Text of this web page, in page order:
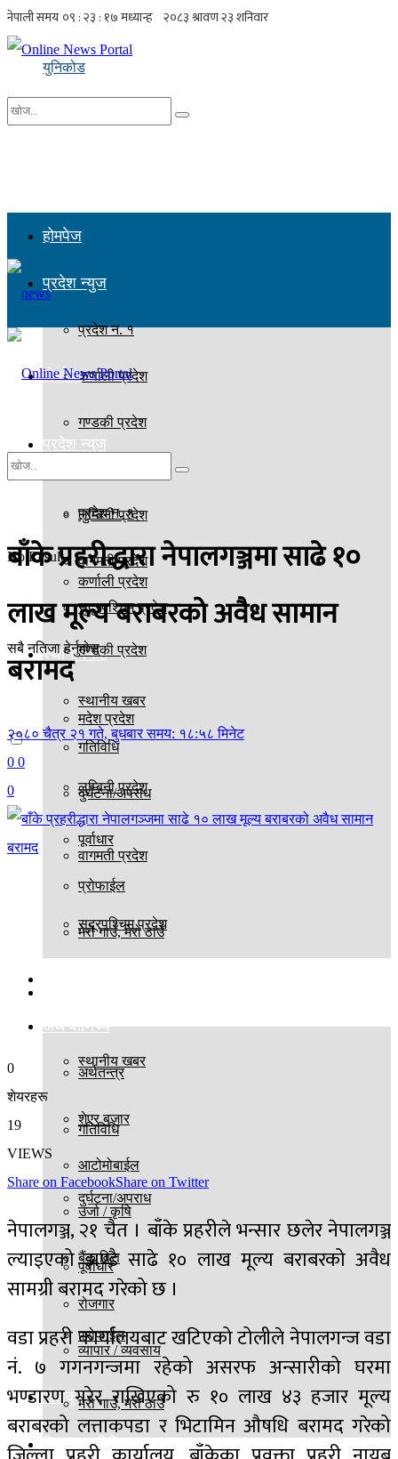
युनिकोड
होमपेज
प्रदेश न्युज
प्रदेश न. १
कर्णाली प्रदेश
गण्डकी प्रदेश
लुम्बिनी प्रदेश
वागमती प्रदेश
सुदूरपश्चिम प्रदेश
स्थानीय तह
स्थानीय खबर
गतिविधि
दुर्घटना/अपराध
पूर्वाधार
प्रोफाईल
मेरो गाउँ, मेरो ठाउँ
अर्थ वाणिज्य
अर्थतन्त्र
शेएर बजार
आटोमोबाईल
उर्जा / कृषि
बैंक वित्त
रोजगार
व्यापार / व्यवसाय
खेलकुद
विज्ञान प्रविधि
होमपेज
प्रदेश न्युज
प्रदेश न. १
कर्णाली प्रदेश
गण्डकी प्रदेश
मदेश प्रदेश
लुम्बिनी प्रदेश
वागमती प्रदेश
सुदूरपश्चिम प्रदेश
स्थानीय खबर
गतिविधि
दुर्घटना/अपराध
पूर्वाधार
प्रोफाईल
मेरो गाउँ, मेरो ठाउँ
No Result
सबै नतिजा हेर्नुहोस्
बाँके प्रहरीद्धारा नेपालगञ्जमा साढे १०
लाख मूल्य बराबरको अवैध सामान
बरामद
२०८० चैत्र २१ गते, बुधबार समय: १८:५८ मिनेट
0 0
0
0
शेयरहरू
19
VIEWS
Share on FacebookShare on Twitter
नेपालगञ्ज, २१ चैत । बाँके प्रहरीले भन्सार छलेर नेपालगञ्ज
ल्याइएको झण्डै साढे १० लाख मूल्य बराबरको अवैध
सामग्री बरामद गरेको छ ।
वडा प्रहरी कार्यालयबाट खटिएको टोलीले नेपालगन्ज वडा
नं. ७ गगनगन्जमा रहेको असरफ अन्सारीको घरमा
भण्डारण गरेर राखिएको रु १० लाख ४३ हजार मूल्य
बराबरको लत्ताकपडा र भिटामिन औषधि बरामद गरेको